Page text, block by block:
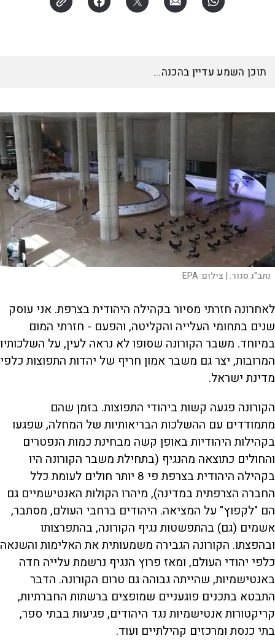
תוכן השמע עדיין בהכנה...
נתב"ג סגור. | צילום:EPA
לאחרונה חזרתי מסיור בקהילה היהודית בצרפת. אני עוסק
שנים בתחומי העלייה והקליטה, והפעם - חזרתי המום
במיוחד. משבר הקורונה שסופו לא נראה לעין, על השלכותיו
המרובות, יצר גם משבר אמון חריף של יהדות התפוצות כלפי
מדינת ישראל.
הקורונה פגעה קשות ביהודי התפוצות. בזמן שהם
מתמודדים עם ההשלכות הבריאותיות של המחלה, שפגעו
בקהילות היהודיות באופן קשה מבחינת כמות הנפטרים
והחולים כתוצאה מהנגיף (בתחילת משבר הקורונה היו
בקהילה היהודית בצרפת פי 8 יותר חולים לעומת כלל
החברה הצרפתית במדינה), מיהרו הקולות האנטישמיים גם
הם "לקפוץ" על המציאה. היהודים ברחבי העולם, מסתבר,
אשמים (גם) בהתפשטות נגיף הקורונה, בהתפרצותו
ובהפצתו. הקורונה הגבירה משמעותית את האלימות והשנאה
כלפי יהודי העולם, ומאז פרוץ הנגיף נרשמת עלייה חדה
באנטישמיות, שהייתה גבוהה גם טרום הקורונה. הדבר
התבטא בתכנים פוגעניים שמופצים ברשתות החברתיות,
קריקטורות אנטישמיות נגד היהודים, פגיעות בבתי ספר,
בתי כנסת ומרכזים קהילתיים ועוד.